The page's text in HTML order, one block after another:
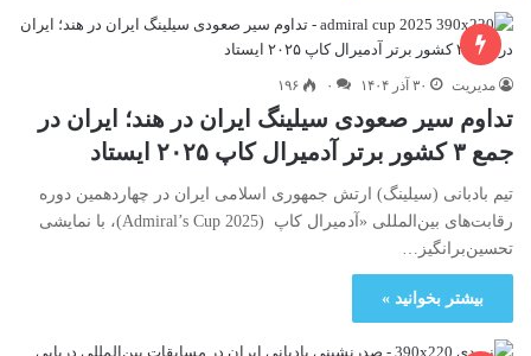
مدیریت ۳۰ آذر ۱۴۰۴ ۰ ۱۹۶
تداوم سیر صعودی سیلینگ ایران در هند؛ ایران در
جمع ۳ کشور برتر آدمیرال کاپ ۲۰۲۵ ایستاد
تیم بادبانی (سیلینگ) ارتش جمهوری اسلامی ایران در چهاردهمین دوره
رقابت‌های بین‌المللی «آدمیرال کاپ (Admiral’s Cup 2025)، با نمایشی
تحسین‌برانگیز…
بیشتر بخوانید »